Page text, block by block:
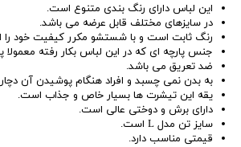
این لباس دارای رنگ بندی متنوع است.
در سایزهای مختلف قابل عرضه می باشد.
رنگ ثابت است و با شستشو مکرر کیفیت خود
جنس پارچه ای که در این لباس بکار رفته معمولا
ضد تعریق می باشد.
به بدن نمی چسبد و افراد هنگام پوشیدن آن
یقه این تیشرت ها بسیار خاص و جذاب است.
دارای برش و دوختی عالی است.
سایز تن مدل L است.
قیمتی مناسب دارد.